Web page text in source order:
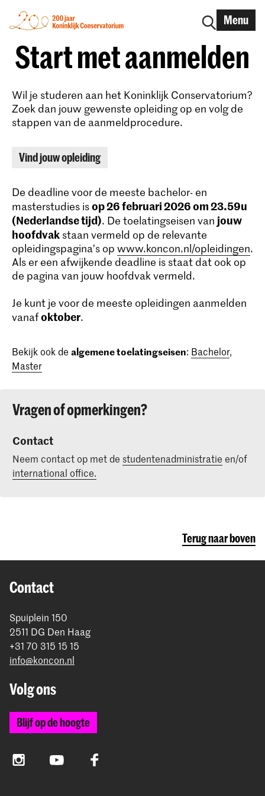
Menu
Start met aanmelden
Wil je studeren aan het Koninklijk Conservatorium?
Zoek dan jouw gewenste opleiding op en volg de
stappen van de aanmeldprocedure.
Vind jouw opleiding
De deadline voor de meeste bachelor- en
masterstudies isop 26 februari 2026 om 23.59u
(Nederlandse tijd). De toelatingseisen van jouw
hoofdvak staan vermeld op de relevante
opleidingspagina’s op www.koncon.nl/opleidingen.
Als er een afwijkende deadline is staat dat ook op
de pagina van jouw hoofdvak vermeld.
Je kunt je voor de meeste opleidingen aanmelden
vanafoktober.
Bekijk ook de algemene toelatingseisen: Bachelor,
Master
Vragen of opmerkingen?
Contact
Neem contact op met de studentenadministratie en/of
international office.
Terug naar boven
Contact
Spuiplein 150
2511 DG Den Haag
+31 70 315 15 15
info@koncon.nl
Volg ons
Blijf op de hoogte
InstagramYouTube Facebook